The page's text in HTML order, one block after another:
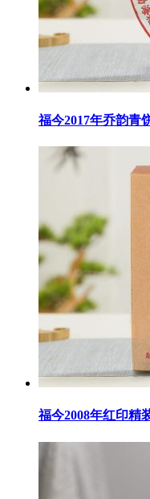
福今2017年乔韵青
福今2008年红印精